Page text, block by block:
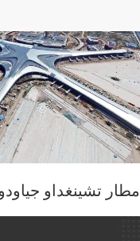
مطار تشينغداو